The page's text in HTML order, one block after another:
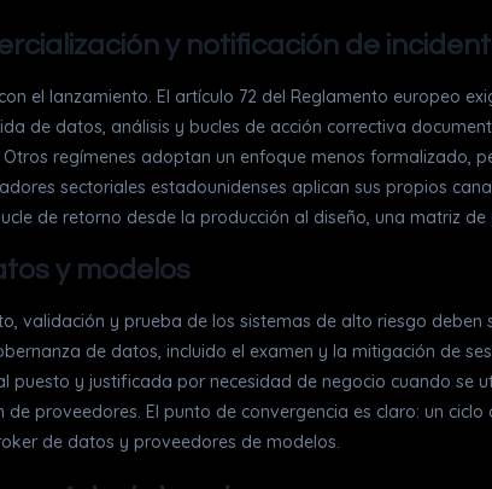
y notificación de
el lanzamiento. El artículo 72 del Reglamento europeo
de datos, análisis y bucles de acción correctiva
regímenes adoptan un enfoque menos formalizado,
sectoriales estadounidenses aplican sus propios
de retorno desde la producción al diseño, una matriz
y modelos
validación y prueba de los sistemas de alto riesgo
de datos, incluido el examen y la mitigación de
puesto y justificada por necesidad de negocio cuando se
proveedores. El punto de convergencia es claro: un
de datos y proveedores de modelos.